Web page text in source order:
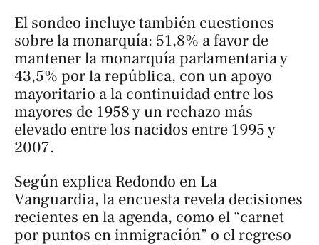
El sondeo incluye también cuestiones
sobre la monarquía: 51,8% a favor de
mantener la monarquía parlamentaria y
43,5% por la república, con un apoyo
mayoritario a la continuidad entre los
mayores de 1958 y un rechazo más
elevado entre los nacidos entre 1995 y
2007.
Según explica Redondo en La
Vanguardia, la encuesta revela decisiones
recientes en la agenda, como el “carnet
por puntos en inmigración” o el regreso